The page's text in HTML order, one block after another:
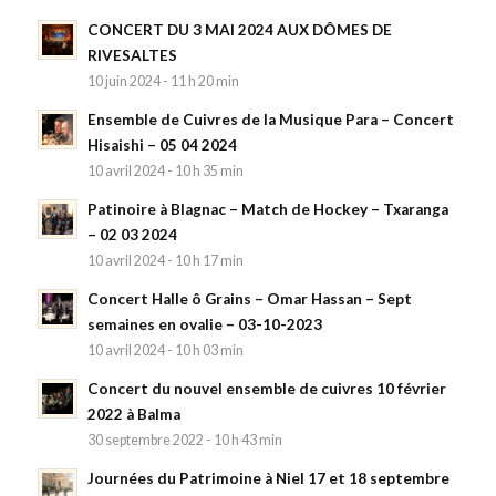
CONCERT DU 3 MAI 2024 AUX DÔMES DE
RIVESALTES
10 juin 2024 - 11 h 20 min
Ensemble de Cuivres de la Musique Para – Concert
Hisaishi – 05 04 2024
10 avril 2024 - 10 h 35 min
Patinoire à Blagnac – Match de Hockey – Txaranga
– 02 03 2024
10 avril 2024 - 10 h 17 min
Concert Halle ô Grains – Omar Hassan – Sept
semaines en ovalie – 03-10-2023
10 avril 2024 - 10 h 03 min
Concert du nouvel ensemble de cuivres 10 février
2022 à Balma
30 septembre 2022 - 10 h 43 min
Journées du Patrimoine à Niel 17 et 18 septembre